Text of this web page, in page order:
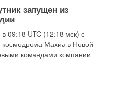
запущен из
в 09:18 UTC (12:18 мск) с
космодрома Махиа в Новой
командами компании